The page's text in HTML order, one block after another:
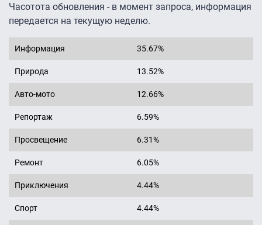
Часотота обновления - в момент запроса, информация
передается на текущую неделю.
Информация 35.67%
Природа 13.52%
Авто-мото 12.66%
Репортаж 6.59%
Просвещение 6.31%
Ремонт 6.05%
Приключения 4.44%
Спорт 4.44%